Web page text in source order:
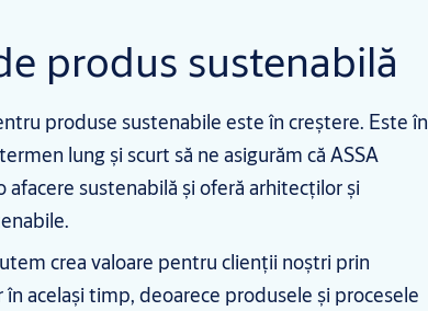
produs sustenabilă
produse sustenabile este în creștere. Este în
lung și scurt să ne asigurăm că ASSA
afacere sustenabilă și oferă arhitecților și
crea valoare pentru clienții noștri prin
același timp, deoarece produsele și procesele